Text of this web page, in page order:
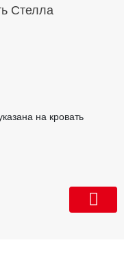
Стелла
на кровать